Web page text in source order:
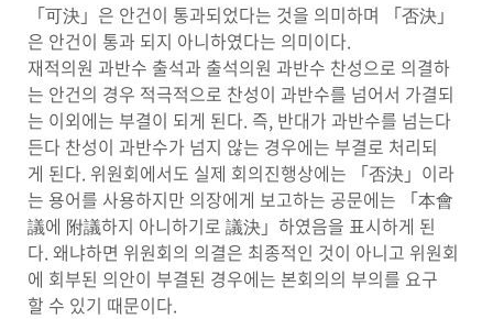
「可決」은 안건이 통과되었다는 것을 의미하며 「否決」
은 안건이 통과 되지 아니하였다는 의미이다.
재적의원 과반수 출석과 출석의원 과반수 찬성으로 의결하
는 안건의 경우 적극적으로 찬성이 과반수를 넘어서 가결되
는 이외에는 부결이 되게 된다. 즉, 반대가 과반수를 넘는다
든다 찬성이 과반수가 넘지 않는 경우에는 부결로 처리되
게 된다. 위원회에서도 실제 회의진행상에는 「否決」이라
는 용어를 사용하지만 의장에게 보고하는 공문에는 「本會
議에 附議하지 아니하기로 議決」하였음을 표시하게 된
다. 왜냐하면 위원회의 의결은 최종적인 것이 아니고 위원회
에 회부된 의안이 부결된 경우에는 본회의의 부의를 요구
할 수 있기 때문이다.